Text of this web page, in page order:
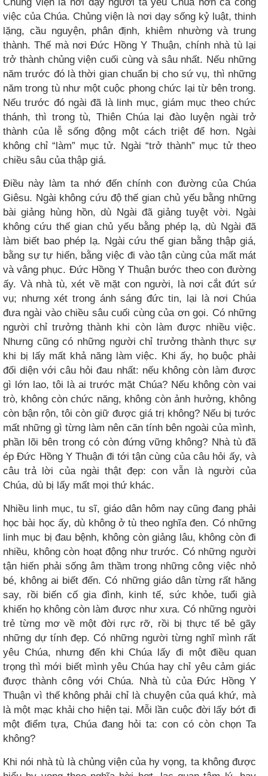
việc của Chúa. Chủng viện là nơi dạy sống kỷ luật, thinh
lặng, cầu nguyện, phân định, khiêm nhường và trung
thành. Thế mà nơi Đức Hồng Y Thuận, chính nhà tù lại
trở thành chủng viện cuối cùng và sâu nhất. Nếu những
năm trước đó là thời gian chuẩn bị cho sứ vụ, thì những
năm trong tù như một cuộc phong chức lại từ bên trong.
Nếu trước đó ngài đã là linh mục, giám mục theo chức
thánh, thì trong tù, Thiên Chúa lại đào luyện ngài trở
thành của lễ sống động một cách triệt để hơn. Ngài
không chỉ “làm” mục tử. Ngài “trở thành” mục tử theo
chiều sâu của thập giá.
Điều này làm ta nhớ đến chính con đường của Chúa
Giêsu. Ngài không cứu độ thế gian chủ yếu bằng những
bài giảng hùng hồn, dù Ngài đã giảng tuyệt vời. Ngài
không cứu thế gian chủ yếu bằng phép lạ, dù Ngài đã
làm biết bao phép lạ. Ngài cứu thế gian bằng thập giá,
bằng sự tự hiến, bằng việc đi vào tận cùng của mất mát
và vâng phục. Đức Hồng Y Thuận bước theo con đường
ấy. Và nhà tù, xét về mặt con người, là nơi cắt đứt sứ
vụ; nhưng xét trong ánh sáng đức tin, lại là nơi Chúa
đưa ngài vào chiều sâu cuối cùng của ơn gọi. Có những
người chỉ trưởng thành khi còn làm được nhiều việc.
Nhưng cũng có những người chỉ trưởng thành thực sự
khi bị lấy mất khả năng làm việc. Khi ấy, họ buộc phải
đối diện với câu hỏi đau nhất: nếu không còn làm được
gì lớn lao, tôi là ai trước mặt Chúa? Nếu không còn vai
trò, không còn chức năng, không còn ảnh hưởng, không
còn bận rộn, tôi còn giữ được giá trị không? Nếu bị tước
mất những gì từng làm nên căn tính bên ngoài của mình,
phần lõi bên trong có còn đứng vững không? Nhà tù đã
ép Đức Hồng Y Thuận đi tới tận cùng của câu hỏi ấy, và
câu trả lời của ngài thật đẹp: con vẫn là người của
Chúa, dù bị lấy mất mọi thứ khác.
Nhiều linh mục, tu sĩ, giáo dân hôm nay cũng đang phải
học bài học ấy, dù không ở tù theo nghĩa đen. Có những
linh mục bị đau bệnh, không còn giảng lâu, không còn đi
nhiều, không còn hoạt động như trước. Có những người
tận hiến phải sống âm thầm trong những công việc nhỏ
bé, không ai biết đến. Có những giáo dân từng rất hăng
say, rồi biến cố gia đình, kinh tế, sức khỏe, tuổi già
khiến họ không còn làm được như xưa. Có những người
trẻ từng mơ về một đời rực rỡ, rồi bị thực tế bẻ gãy
những dự tính đẹp. Có những người từng nghĩ mình rất
yêu Chúa, nhưng đến khi Chúa lấy đi một điều quan
trọng thì mới biết mình yêu Chúa hay chỉ yêu cảm giác
được thành công với Chúa. Nhà tù của Đức Hồng Y
Thuận vì thế không phải chỉ là chuyện của quá khứ, mà
là một mạc khải cho hiện tại. Mỗi lần cuộc đời lấy bớt đi
một điểm tựa, Chúa đang hỏi ta: con có còn chọn Ta
không?
Khi nói nhà tù là chủng viện của hy vọng, ta không được